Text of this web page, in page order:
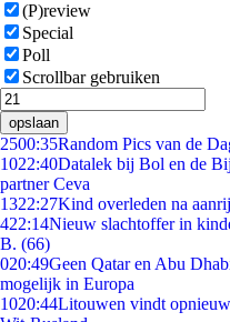
(P)review
Special
Poll
Scrollbar gebruiken
opslaan
2500:35Random Pics van de
1022:40Datalek bij Bol en de
partner Ceva
1322:27Kind overleden na
422:14Nieuw slachtoffer in
B. (66)
020:49Geen Qatar en Abu
mogelijk in Europa
1020:44Litouwen vindt